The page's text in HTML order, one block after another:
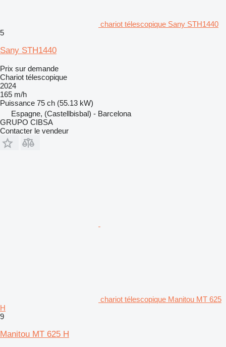
chariot télescopique Sany STH1440
5
Sany STH1440
Prix sur demande
Chariot télescopique
2024
165 m/h
Puissance 75 ch (55.13 kW)
Espagne, (Castellbisbal) - Barcelona
GRUPO CIBSA
Contacter le vendeur
chariot télescopique Manitou MT 625
H
9
Manitou MT 625 H